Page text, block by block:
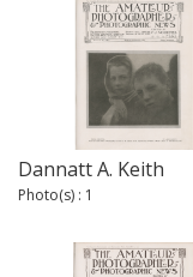
Dannatt A. Keith
Photo(s) : 1